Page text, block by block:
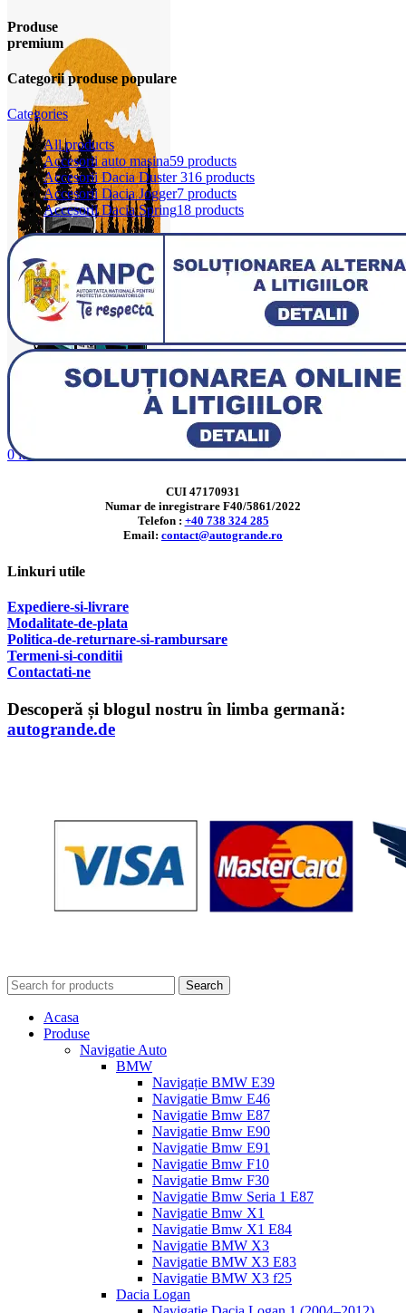
0items
Produse
premium
Categorii produse populare
Categories
Allproducts
Accesorii auto masina59 products
Accesorii Dacia Duster 316 products
Accesorii Dacia Jogger7 products
Accesorii Dacia Spring18 products
CUI 47170931
Numar de inregistrare F40/5861/2022
Telefon : +40 738 324 285
Email: contact@autogrande.ro
Linkuri utile
Expediere-si-livrare
Modalitate-de-plata
Politica-de-returnare-si-rambursare
Termeni-si-conditii
Contactati-ne
Descoperă și blogul nostru în limba germană:
autogrande.de
Search
Acasa
Produse
Navigatie Auto
BMW
Navigație BMW E39
Navigatie Bmw E46
Navigatie Bmw E87
Navigatie Bmw E90
Navigatie Bmw E91
Navigatie Bmw F10
Navigatie Bmw F30
Navigatie Bmw Seria 1 E87
Navigatie Bmw X1
Navigatie Bmw X1 E84
Navigatie BMW X3
Navigatie BMW X3 E83
Navigatie BMW X3 f25
Dacia Logan